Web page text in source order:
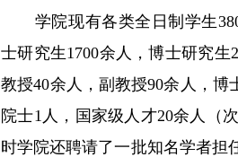
学院现有各类全日制学生
士研究生1700余人，博士研究生
教授40余人，副教授90余人，博
院士1 人，国家级人才20余人（
时学院还聘请了一批知名学者担